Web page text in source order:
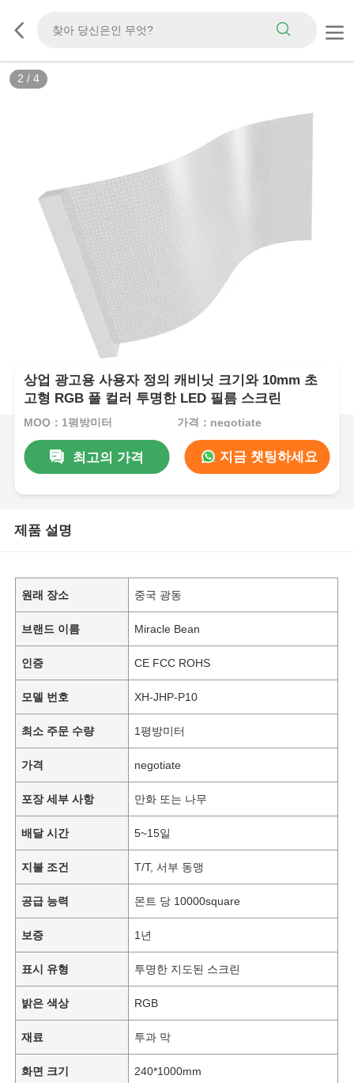
2 / 4
상업 광고용 사용자 정의 캐비닛 크기와 10mm 초
고형 RGB 풀 컬러 투명한 LED 필름 스크린
MOQ：1평방미터 가격：negotiate
최고의 가격 지금 챗팅하세요
제품 설명
원래 장소 중국 광동
브랜드 이름 Miracle Bean
인증 CE FCC ROHS
모델 번호 XH-JHP-P10
최소 주문 수량 1평방미터
가격 negotiate
포장 세부 사항 만화 또는 나무
배달 시간 5~15일
지불 조건 T/T, 서부 동맹
공급 능력 몬트 당 10000square
보증 1년
표시 유형 투명한 지도된 스크린
밝은 색상 RGB
재료 투과 막
화면 크기 240*1000mm